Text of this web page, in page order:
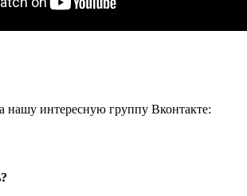
нашу интересную группу Вконтакте: